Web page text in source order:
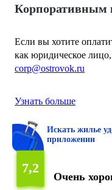
Корпоративным
Если вы хотите
как юридическое
corp@ostrovok.ru
Узнать больше
Искать жилье
приложении
7,2
Очень